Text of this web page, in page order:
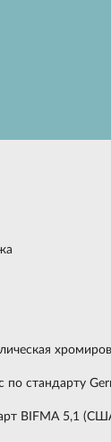
по стандарту
BIFMA 5,1